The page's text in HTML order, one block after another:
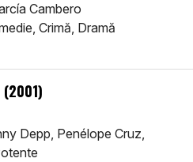
Cambero
Crimă, Dramă
Depp, Penélope Cruz,